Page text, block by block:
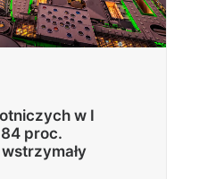
w I
proc.